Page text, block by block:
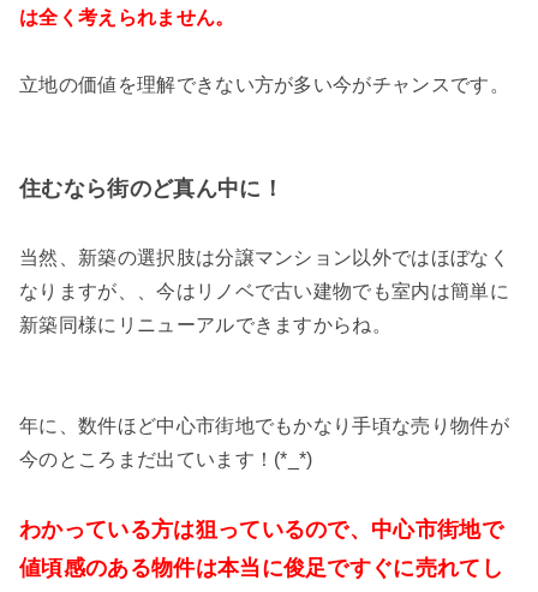
は全く考えられません。
立地の価値を理解できない方が多い今がチャンスです。
住むなら街のど真ん中に！
当然、新築の選択肢は分譲マンション以外ではほぼなく
なりますが、、今はリノベで古い建物でも室内は簡単に
新築同様にリニューアルできますからね。
年に、数件ほど中心市街地でもかなり手頃な売り物件が
今のところまだ出ています！(*_*)
わかっている方は狙っているので、中心市街地で
値頃感のある物件は本当に俊足ですぐに売れてし